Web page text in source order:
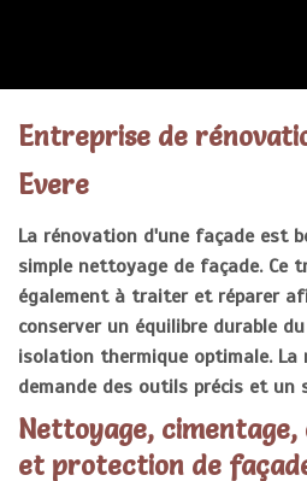
Entreprise de
Evere
La rénovation d'une façade est
simple nettoyage de façade. Ce
également à traiter et réparer
conserver un équilibre durable
isolation thermique optimale. La
demande des outils précis et un
Nettoyage,
et protection de